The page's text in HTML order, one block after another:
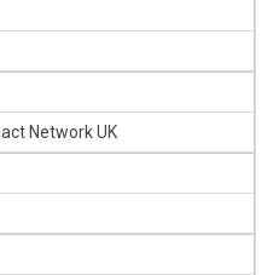
Network UK